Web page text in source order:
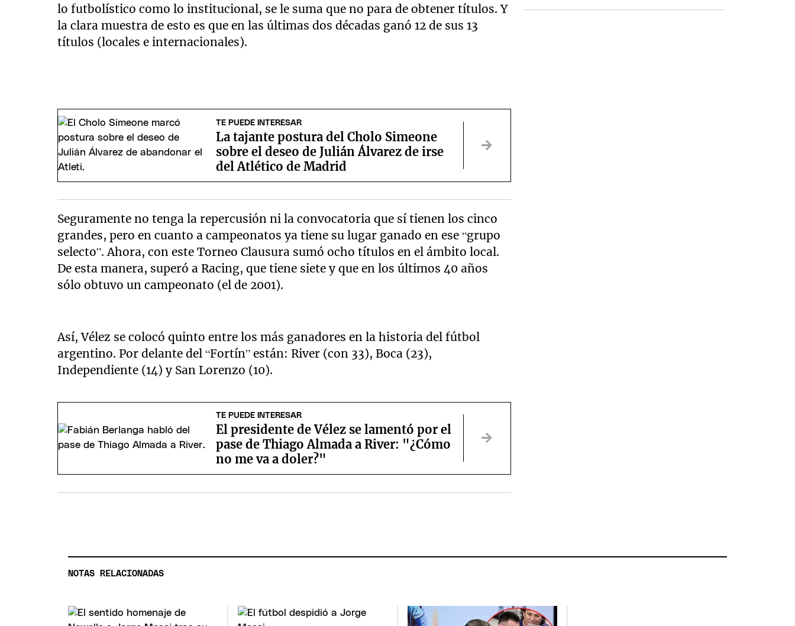
lo futbolístico como lo institucional, se le suma que no para de obtener títulos. Y
la clara muestra de esto es que en las últimas dos décadas ganó 12 de sus 13
títulos (locales e internacionales).
TE PUEDE INTERESAR
La tajante postura del Cholo Simeone
sobre el deseo de Julián Álvarez de irse
del Atlético de Madrid
Seguramente no tenga la repercusión ni la convocatoria que sí tienen los cinco
grandes, pero en cuanto a campeonatos ya tiene su lugar ganado en ese “grupo
selecto”. Ahora, con este Torneo Clausura sumó ocho títulos en el ámbito local.
De esta manera, superó a Racing, que tiene siete y que en los últimos 40 años
sólo obtuvo un campeonato (el de 2001).
Así, Vélez se colocó quinto entre los más ganadores en la historia del fútbol
argentino. Por delante del “Fortín” están: River (con 33), Boca (23),
Independiente (14) y San Lorenzo (10).
TE PUEDE INTERESAR
El presidente de Vélez se lamentó por el
pase de Thiago Almada a River: "¿Cómo
no me va a doler?"
NOTAS RELACIONADAS